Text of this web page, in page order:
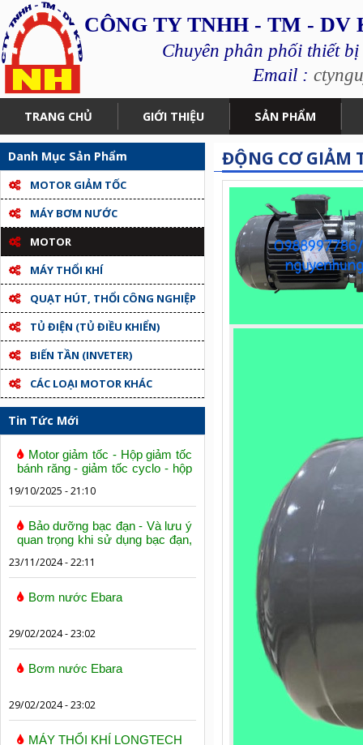
CÔNG TY TNHH - TM -
Chuyên phân phối thiết
Email :
TRANG CHỦ GIỚI THIỆU SẢN PHẨM
Danh Mục Sản Phẩm
MOTOR GIẢM TỐC
MÁY BƠM NƯỚC
MOTOR
MÁY THỔI KHÍ
QUẠT HÚT, THỔI CÔNG NGHIỆP
TỦ ĐIỆN (TỦ ĐIỀU KHIỂN)
BIẾN TẦN (INVETER)
CÁC LOẠI MOTOR KHÁC
Tin Tức Mới
Motor giảm tốc - Hộp giảm tốc
bánh răng - giảm tốc cyclo - hộp
19/10/2025 - 21:10
Bảo dưỡng bạc đạn - Và lưu ý
quan trọng khi sử dụng bạc đạn,
23/11/2024 - 22:11
Bơm nước Ebara
29/02/2024 - 23:02
Bơm nước Ebara
29/02/2024 - 23:02
MÁY THỔI KHÍ LONGTECH
ĐỘNG CƠ GIẢM